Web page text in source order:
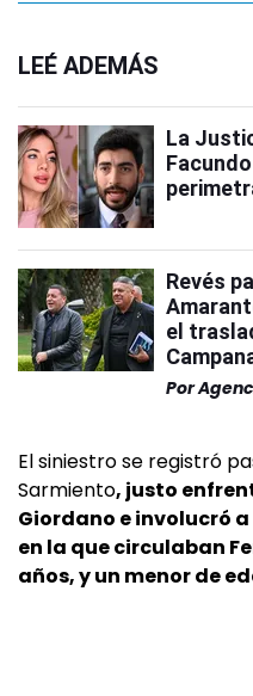
LEÉ ADEMÁS
La
Revés
el
Por
El siniestro se registró
Sarmiento, justo
Giordano e involucró a
en la que circulaban
años, y un menor de